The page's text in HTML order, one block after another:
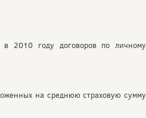
2010 году договоров по личному
на среднюю страховую сумму